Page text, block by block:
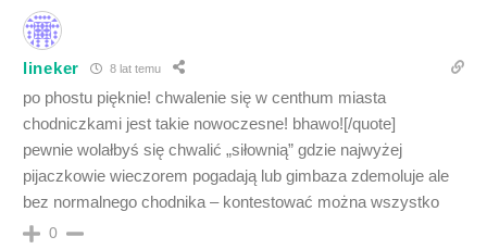
lineker 8 lat temu
po phostu pięknie! chwalenie się w centhum miasta
chodniczkami jest takie nowoczesne! bhawo![/quote]
pewnie wolałbyś się chwalić „siłownią” gdzie najwyżej
pijaczkowie wieczorem pogadają lub gimbaza zdemoluje ale
bez normalnego chodnika – kontestować można wszystko
0